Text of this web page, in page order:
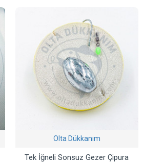
Olta Dükkanım
Tek İğneli Sonsuz Gezer Çipura